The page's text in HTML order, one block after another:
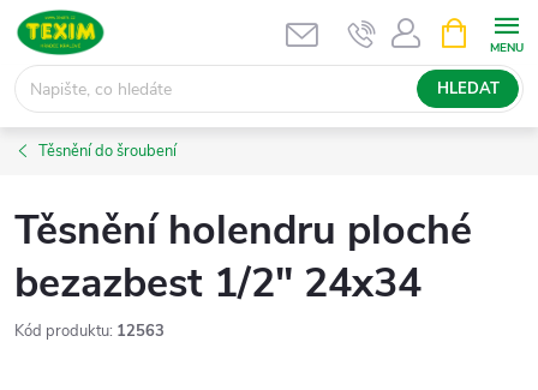
Přejít
obsah
HLEDAT
NÁKUPNÍ
KOŠÍK
Těsnění do šroubení
Těsnění holendru ploché
bezazbest 1/2" 24x34
Kód produktu: 12563